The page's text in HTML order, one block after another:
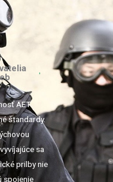
AET
štandardy.
sa
prilby nie
spojenie